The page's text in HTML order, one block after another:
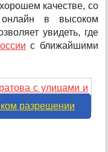
качестве, со
в высоком
увидеть, где
с ближайшими
разрешении